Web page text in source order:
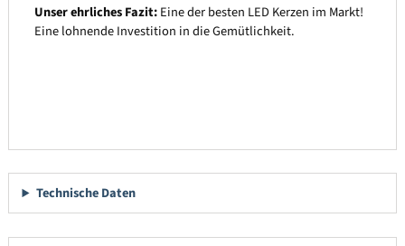
Unser ehrliches Fazit:Eine der besten LED Kerzen im Markt!
Eine lohnende Investition in die Gemütlichkeit.
Technische Daten